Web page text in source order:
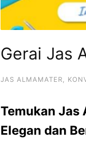
Gerai Jas
JAS ALMAMATER
Temukan Jas
Elegan dan